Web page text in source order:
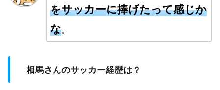
をサッカーに捧げたって感じか
な。
相馬さんのサッカー経歴は？